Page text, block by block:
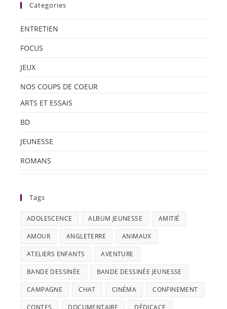
Categories
ENTRETIEN
FOCUS
JEUX
NOS COUPS DE COEUR
ARTS ET ESSAIS
BD
JEUNESSE
ROMANS
Tags
ADOLESCENCE ALBUM JEUNESSE AMITIÉ
AMOUR ANGLETERRE ANIMAUX
ATELIERS ENFANTS AVENTURE
BANDE DESSINÉE BANDE DESSINÉE JEUNESSE
CAMPAGNE CHAT CINÉMA CONFINEMENT